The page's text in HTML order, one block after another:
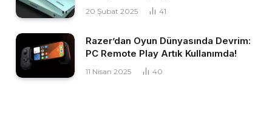
20 Şubat 2025 41
Razer’dan Oyun Dünyasında Devrim:
PC Remote Play Artık Kullanımda!
11 Nisan 2025 40